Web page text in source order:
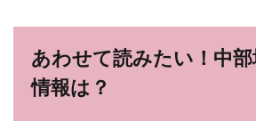
あわせて読みたい！中
情報は？